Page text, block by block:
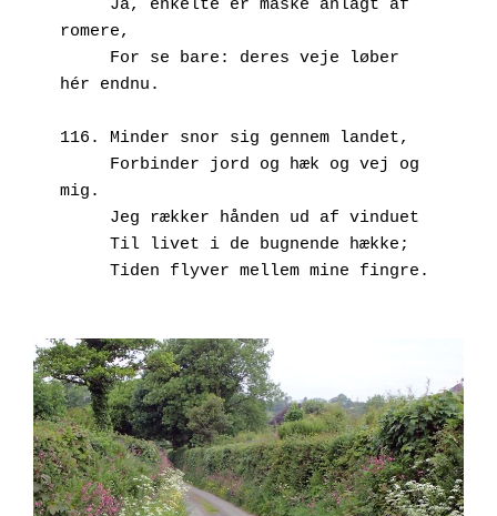
romere,
hér endnu.
116. Minder snor sig gennem landet,
mig.
     Jeg rækker hånden ud af vinduet
     Til livet i de bugnende hække;
     Tiden flyver mellem mine fingre.